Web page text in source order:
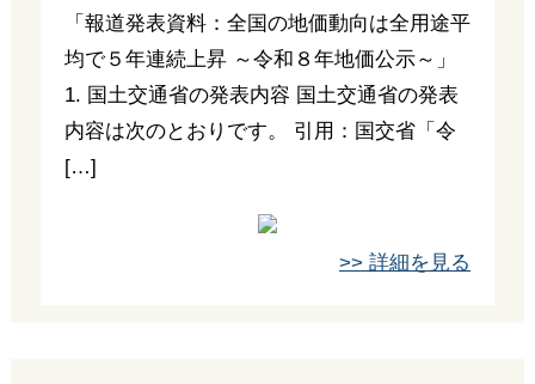
「報道発表資料：全国の地価動向は全用途平
均で５年連続上昇 ～令和８年地価公示～」
1. 国土交通省の発表内容 国土交通省の発表
内容は次のとおりです。 引用：国交省「令
[…]
>> 詳細を見る